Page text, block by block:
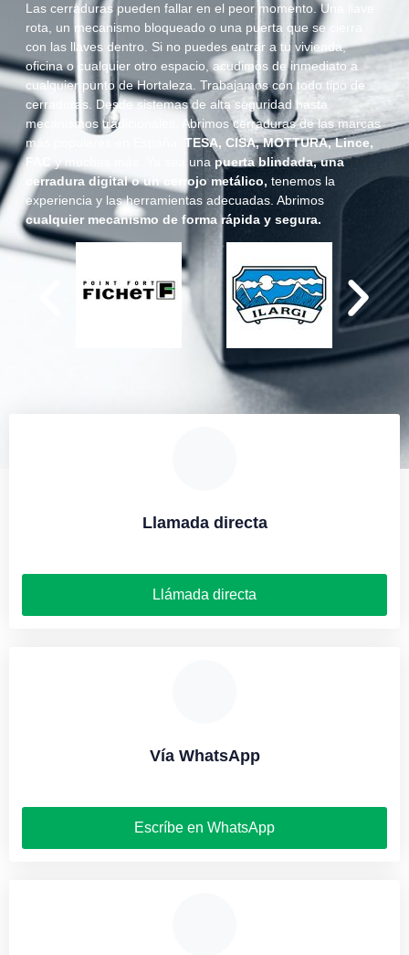
Las cerraduras pueden fallar en el peor momento. Una llave
rota, un mecanismo bloqueado o una puerta que se cierra
con las llaves dentro. Si no puedes entrar a tu vivienda,
oficina o cualquier otro espacio, acudimos de inmediato a
cualquier punto de Hortaleza. Trabajamos con todo tipo de
cerraduras. Desde sistemas de alta seguridad hasta
mecanismos tradicionales. Abrimos cerraduras de las marcas
más populares en España:
TESA, CISA, MOTTURA, Lince,
FAC
y muchas más. Ya sea una puerta blindada, una
cerradura digital o un cerrojo metálico, tenemos la
experiencia y las herramientas adecuadas. Abrimos
cualquier mecanismo de forma rápida y segura.
Llamada directa
Llámada directa
Vía WhatsApp
Escríbe en WhatsApp